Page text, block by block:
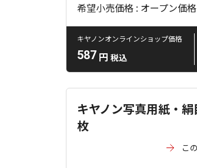
希望小売価格 : オープン価格
キヤノンオンラインショップ価格
587 円 税込
キヤノン写真用紙・
枚
こ